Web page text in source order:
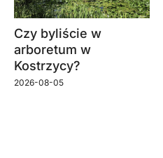
Czy byliście w
arboretum w
Kostrzycy?
2026-08-05